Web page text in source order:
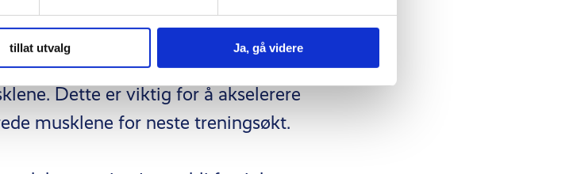
tillat utvalg Ja, gå videre
etter trening. Når man forbruker
bidrar det til å gjenopprette de
Dette er viktig for å akselerere
musklene for neste treningsøkt.